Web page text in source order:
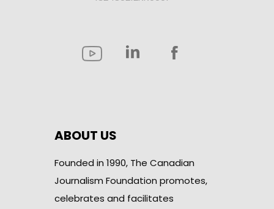
ABOUT US
Founded in 1990, The Canadian
Journalism Foundation promotes,
celebrates and facilitates